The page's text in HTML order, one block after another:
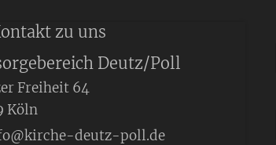
zu uns
Deutz/Poll
Freiheit 64
Köln
deutz-poll.de